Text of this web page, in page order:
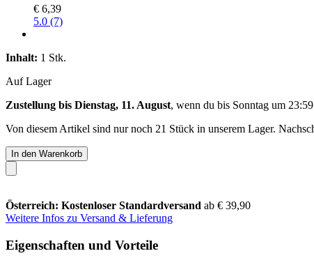
€ 6,39
5.0 (7)
Inhalt: 1 Stk.
Auf Lager
Zustellung bis Dienstag, 11. August, wenn du bis Sonntag um
Von diesem Artikel sind nur noch 21 Stück in unserem Lager.
In den Warenkorb
Österreich: Kostenloser Standardversand ab € 39,90
Weitere Infos zu Versand & Lieferung
Eigenschaften und Vorteile